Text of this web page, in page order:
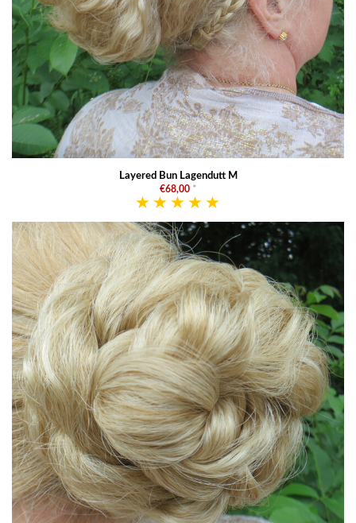
Layered Bun Lagendutt M
€68,00 *